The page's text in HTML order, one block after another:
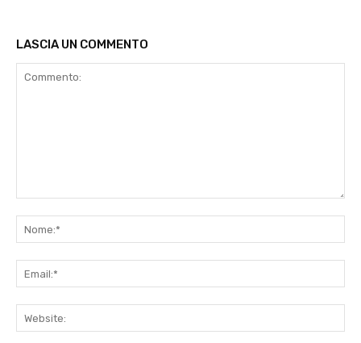
LASCIA UN COMMENTO